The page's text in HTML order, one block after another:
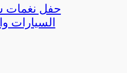
حفل نغمات
السيارات